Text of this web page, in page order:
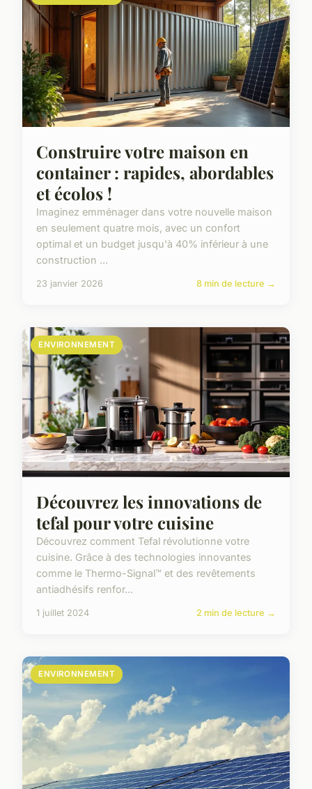
Construire votre maison en
container : rapides, abordables
et écolos !
Imaginez emménager dans votre nouvelle maison
en seulement quatre mois, avec un confort
optimal et un budget jusqu'à 40% inférieur à une
construction ...
23 janvier 2026 8 min de lecture →
ENVIRONNEMENT
Découvrez les innovations de
tefal pour votre cuisine
Découvrez comment Tefal révolutionne votre
cuisine. Grâce à des technologies innovantes
comme le Thermo-Signal™ et des revêtements
antiadhésifs renfor...
1 juillet 2024 2 min de lecture →
ENVIRONNEMENT